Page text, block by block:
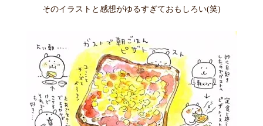
そのイラストと感想がゆるすぎておもしろい(笑)